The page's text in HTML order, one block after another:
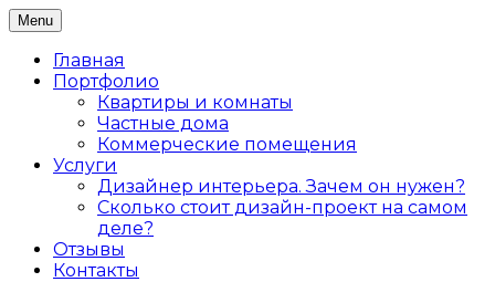
Skip
to
content
Дизайнер интерьеров Ольга
Алексеева
Дизайн интерьера жилых и коммерческих
помещений в Санкт-Петербурге
Menu
Главная
Портфолио
Квартиры и комнаты
Частные дома
Коммерческие помещения
Услуги
Дизайнер интерьера. Зачем он нужен?
Сколько стоит дизайн-проект на самом
деле?
Отзывы
Контакты